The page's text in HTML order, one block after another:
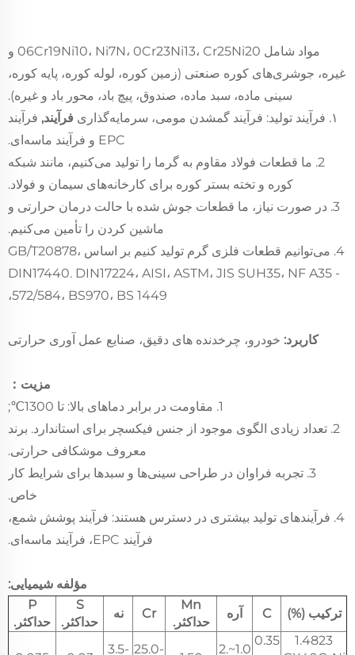
مواد شامل 06Cr19Ni10، Ni7N، 0Cr23Ni13، Cr25Ni20 و
غیره، جوشری‌های کوره صنعتی (زمین کوره، لوله کوره، پایه کوره،
سینی ماده، سبد ماده، صندوق، پیچ باد، محور باد و غیره).
۱. فرآیند تولید: فرآیند گمشدن مومی، سرمایه‌گذاری
فرآیند, فرآیند
EPC و فرآیند ماسه‌ای.
2. ما قطعات فولاد مقاوم به گرما را تولید می‌کنیم، مانند شبکه
کوره و تخته بستر کوره برای کارخانه‌های سیمان و فولاد.
3. در صورت نیاز، ما قطعات جوش شده با حالت درمان حرارتی و
ماشین کردن را تأمین می‌کنیم.
4. می‌توانیم قطعات فلزی گرم تولید کنیم بر اساس GB/T20878،
DIN17440. DIN17224، AISI، ASTM، JIS SUH35، NF A35 -
572/584، BS970، BS 1449،
کاربرد: خودرو، چرخدنده های دقیق، صنایع عمل آوری حرارتی
مزیت：
1. مقاومت در برابر دماهای بالا: تا 1300℃;
2. تعداد زیادی الگوی موجود از جنس فیکسچر برای استاندارد. برند
معروف موشکافی حرارتی.
3. تجربه فراوان در طراحی سینی‌ها و سبد‌ها برای شرایط کار
خاص.
4. فرآیندهای تولید بیشتری در دسترس هستند: فرآیند پوشش شمع،
فرآیند EPC، فرآیند ماسه‌ای.
مؤلفه شیمیایی:
ترکیب (%)
C آره
Mn
حداکثر.
Cr نه
S
حداکثر.
P
حداکثر.
1.4823
0.35
1.0~2.
25.0-
3.5-